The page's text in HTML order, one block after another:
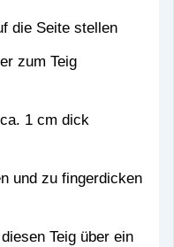
die Seite stellen
zum Teig
1 cm dick
und zu fingerdicken
Teig über ein